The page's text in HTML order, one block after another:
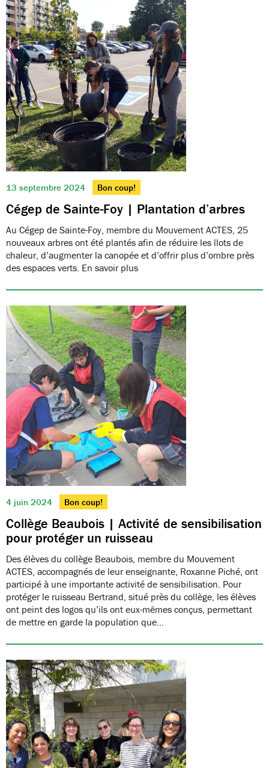
13 septembre 2024 Bon coup!
Cégep de Sainte-Foy | Plantation d’arbres
Au Cégep de Sainte-Foy, membre du Mouvement ACTES, 25
nouveaux arbres ont été plantés afin de réduire les îlots de
chaleur, d’augmenter la canopée et d’offrir plus d’ombre près
des espaces verts. En savoir plus
4 juin 2024 Bon coup!
Collège Beaubois | Activité de sensibilisation
pour protéger un ruisseau
Des élèves du collège Beaubois, membre du Mouvement
ACTES, accompagnés de leur enseignante, Roxanne Piché, ont
participé à une importante activité de sensibilisation. Pour
protéger le ruisseau Bertrand, situé près du collège, les élèves
ont peint des logos qu’ils ont eux-mêmes conçus, permettant
de mettre en garde la population que…